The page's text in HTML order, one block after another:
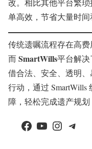
改。相比其他平台繁
单高效，节省大量时间
传统遗嘱流程存在高
而SmartWills平台解决
借合法、安全、透明
行动，通过
障，轻松完成遗产规划
Facebook YouTube Instagram Telegram